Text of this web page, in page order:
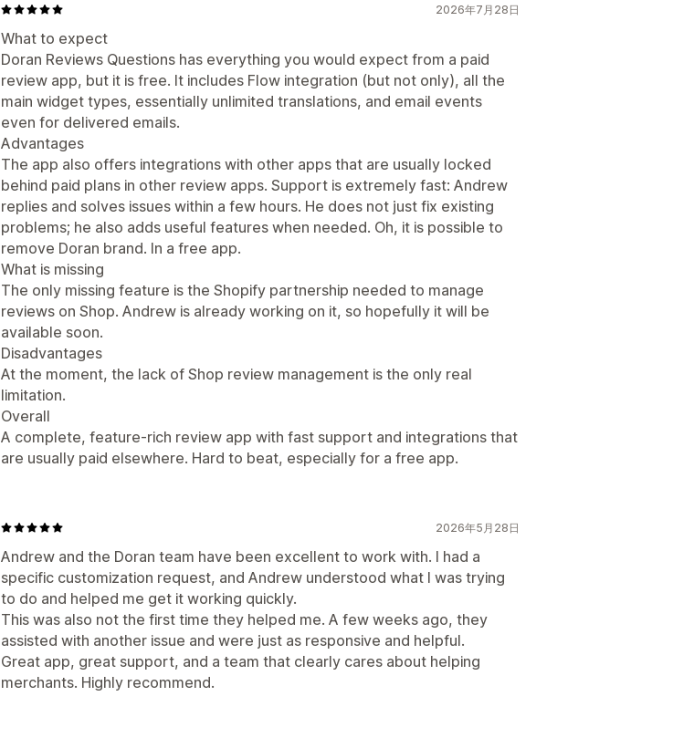
レビューの収集方法
メールリクエスト
QRコード プロモーション インポートとエクスポート レビューの移行
レビューシンジケーション
オートメーション カスタムリクエスト
商品閲覧回数
分析
エンゲージメント追跡
2026年7月28日
What to expect
Doran Reviews Questions has everything you would expect from a paid
review app, but it is free. It includes Flow integration (but not only), all the
main widget types, essentially unlimited translations, and email events
even for delivered emails.
Advantages
The app also offers integrations with other apps that are usually locked
behind paid plans in other review apps. Support is extremely fast: Andrew
replies and solves issues within a few hours. He does not just fix existing
problems; he also adds useful features when needed. Oh, it is possible to
remove Doran brand. In a free app.
What is missing
The only missing feature is the Shopify partnership needed to manage
reviews on Shop. Andrew is already working on it, so hopefully it will be
available soon.
Disadvantages
At the moment, the lack of Shop review management is the only real
limitation.
Overall
A complete, feature-rich review app with fast support and integrations that
are usually paid elsewhere. Hard to beat, especially for a free app.
2026年5月28日
Andrew and the Doran team have been excellent to work with. I had a
specific customization request, and Andrew understood what I was trying
to do and helped me get it working quickly.
This was also not the first time they helped me. A few weeks ago, they
assisted with another issue and were just as responsive and helpful.
Great app, great support, and a team that clearly cares about helping
merchants. Highly recommend.